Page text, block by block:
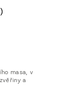
masa, v
a